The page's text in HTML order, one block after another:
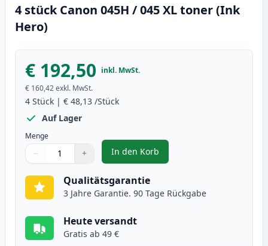
4 stück Canon 045H / 045 XL toner (Ink
Hero)
€ 192,50 inkl. MwSt.
€ 160,42exkl. MwSt.
4 Stück | € 48,13 /Stück
Auf Lager
Menge
Verwenden Sie die Tasten, um anzupassen
− +
1
In den Korb
, 4 stück Canon 045H / 045 XL
Qualitätsgarantie
3 Jahre Garantie. 90 Tage Rückgabe
Heute versandt
Gratis ab 49 €